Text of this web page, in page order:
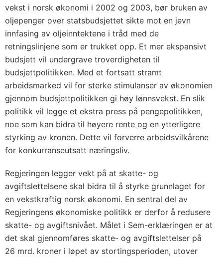
vekst i norsk økonomi i 2002 og 2003, bør bruken av
oljepenger over statsbudsjettet sikte mot en jevn
innfasing av oljeinntektene i tråd med de
retningslinjene som er trukket opp. Et mer ekspansivt
budsjett vil undergrave troverdigheten til
budsjettpolitikken. Med et fortsatt stramt
arbeidsmarked vil for sterke stimulanser av økonomien
gjennom budsjettpolitikken gi høy lønnsvekst. En slik
politikk vil legge et ekstra press på pengepolitikken,
noe som kan bidra til høyere rente og en ytterligere
styrking av kronen. Dette vil forverre arbeidsvilkårene
for konkurranseutsatt næringsliv.
Regjeringen legger vekt på at skatte- og
avgiftslettelsene skal bidra til å styrke grunnlaget for
en vekstkraftig norsk økonomi. En sentral del av
Regjeringens økonomiske politikk er derfor å redusere
skatte- og avgiftsnivået. Målet i Sem-erklæringen er at
det skal gjennomføres skatte- og avgiftslettelser på
26 mrd. kroner i løpet av stortingsperioden, utover